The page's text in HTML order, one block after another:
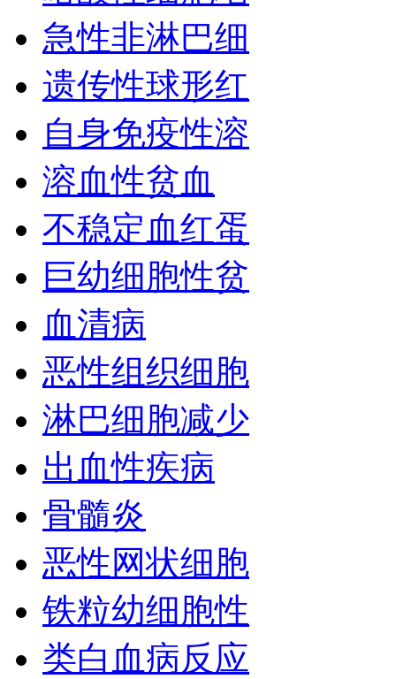
急性非淋巴细
遗传性球形红
自身免疫性溶
溶血性贫血
不稳定血红蛋
巨幼细胞性贫
血清病
恶性组织细胞
淋巴细胞减少
出血性疾病
骨髓炎
恶性网状细胞
铁粒幼细胞性
类白血病反应